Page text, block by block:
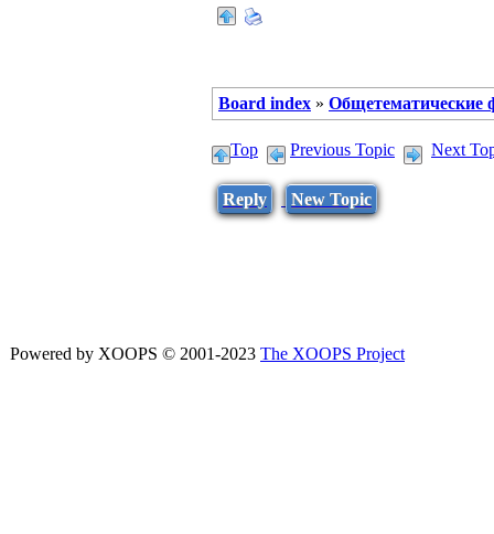
Board index » Общетематические
Top Previous Topic Next
Reply New Topic
Powered by XOOPS © 2001-2023 The XOOPS Project